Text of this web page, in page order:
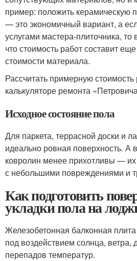
пример: положить керамическую
— это экономичный вариант, а
услугами мастера-плиточника,
что стоимость работ составит
стоимости материала.
Рассчитать примерную
калькуляторе ремонта
Исходное состояние пола
Для паркета, террасной доски и
идеально ровная поверхность. А
ковролин менее прихотливы —
с небольшими повреждениями и
Как подготовить
укладки пола на
Железобетонная балконная
под воздействием солнца, ветра,
перепадов температур.